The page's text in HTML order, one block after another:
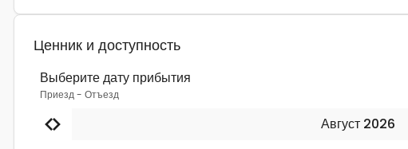
Ценник и доступность
Выберите дату прибытия
Приезд- Отъезд
Август 2026